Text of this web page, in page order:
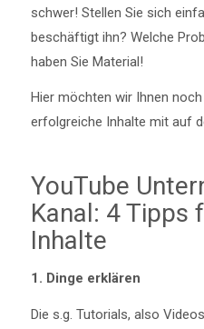
schwer! Stellen Sie sich
beschäftigt ihn? Welche
haben Sie Material!
Hier möchten wir Ihnen
erfolgreiche Inhalte mit auf
YouTube
Kanal: 4 Tipps
Inhalte
1. Dinge erklären
Die s.g. Tutorials, also